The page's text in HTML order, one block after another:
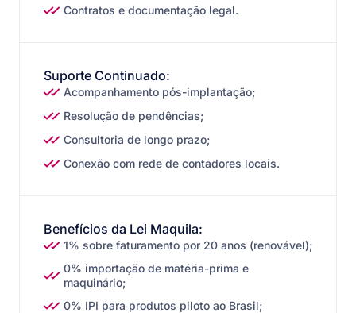
Contratos e documentação legal.
Suporte Continuado:
Acompanhamento pós-implantação;
Resolução de pendências;
Consultoria de longo prazo;
Conexão com rede de contadores locais.
Benefícios da Lei Maquila:
1% sobre faturamento por 20 anos (renovável);
0% importação de matéria-prima e
maquinário;
0% IPI para produtos piloto ao Brasil;